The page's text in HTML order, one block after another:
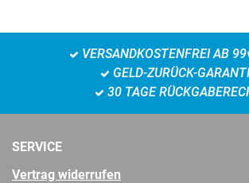
VERSANDKOSTENFREI AB
GELD-ZURÜCK-
30 TAGE
SERVICE
Vertrag widerrufen